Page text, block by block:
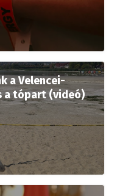
a Velencei-
a tópart (videó)